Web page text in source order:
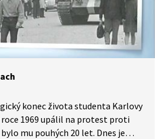
konec života studenta Karlovy
roce 1969 upálil na protest proti
mu pouhých 20 let. Dnes je